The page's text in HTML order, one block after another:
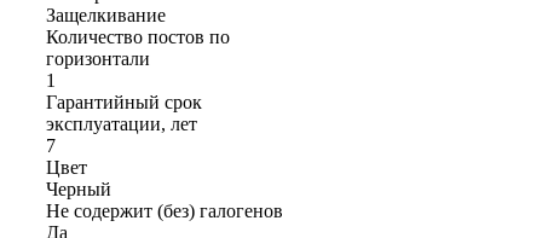
Защелкивание
Количество постов по
горизонтали
1
Гарантийный срок
эксплуатации, лет
7
Цвет
Черный
Не содержит (без) галогенов
Да